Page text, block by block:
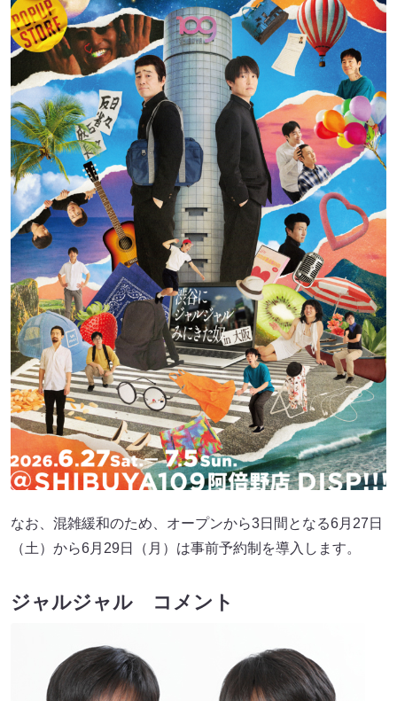
なお、混雑緩和のため、オープンから3日間となる6月27日
（土）から6月29日（月）は事前予約制を導入します。
ジャルジャル コメント